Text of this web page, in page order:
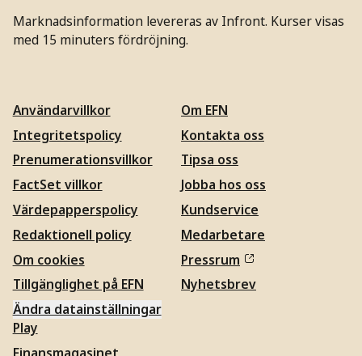
Marknadsinformation levereras av Infront. Kurser visas
med 15 minuters fördröjning.
Användarvillkor
Integritetspolicy
Prenumerationsvillkor
FactSet villkor
Värdepapperspolicy
Redaktionell policy
Om cookies
Tillgänglighet på EFN
Ändra datainställningar
Om EFN
Kontakta oss
Tipsa oss
Jobba hos oss
Kundservice
Medarbetare
Pressrum
Nyhetsbrev
Play